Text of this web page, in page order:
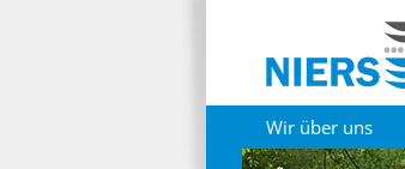
Wir über uns